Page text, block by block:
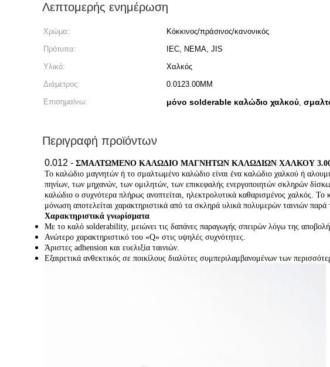
Λεπτομερής ενημέρωση
Χρώμα: Κόκκινος/πράσινος/κανονικός
Πρότυπα:
IEC, NEMA, JIS
Υλικό:
Χαλκός
Διάμετρος:
0.0123.00MM
Επισημαίνω:
μόνο solderable καλώδιο χαλκού,
Περιγραφή προϊόντων
0.012 - ΣΜΑΛΤΩΜΕΝΟ ΚΑΛΩΔΙΟ ΜΑΓΝΗΤΩΝ ΚΑΛΩΔΙΩΝ ΧΑΛΚΟΥ
Το καλώδιο μαγνητών ή το σμαλτωμένο καλώδιο είναι ένα καλώδιο χαλκού ή
πηνίων, των μηχανών, των ομιλητών, των επικεφαλής ενεργοποιητών σκληρών
καλώδιο ο συχνότερα πλήρως ανοπτείται, ηλεκτρολυτικά καθαρισμένος χαλκός. Το
μόνωση αποτελείται χαρακτηριστικά από τα σκληρά υλικά πολυμερών ταινιών
Χαρακτηριστικά γνωρίσματα
Με το καλό solderability, μειώνει τις δαπάνες παραγωγής σπειρών λόγω της
Ανώτερο χαρακτηριστικό του «Q» στις υψηλές συχνότητες.
Άριστες adhension και ευελιξία ταινιών.
Εξαιρετικά ανθεκτικός σε ποικίλους διαλύτες συμπεριλαμβανομένων των